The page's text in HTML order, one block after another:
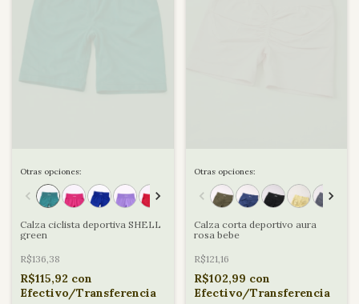
Otras opciones:
Calza ciclista deportiva SHELL
green
R$136,38
R$115,92 con
Efectivo/Transferencia
Otras opciones:
Calza corta deportivo aura
rosa bebe
R$121,16
R$102,99 con
Efectivo/Transferencia